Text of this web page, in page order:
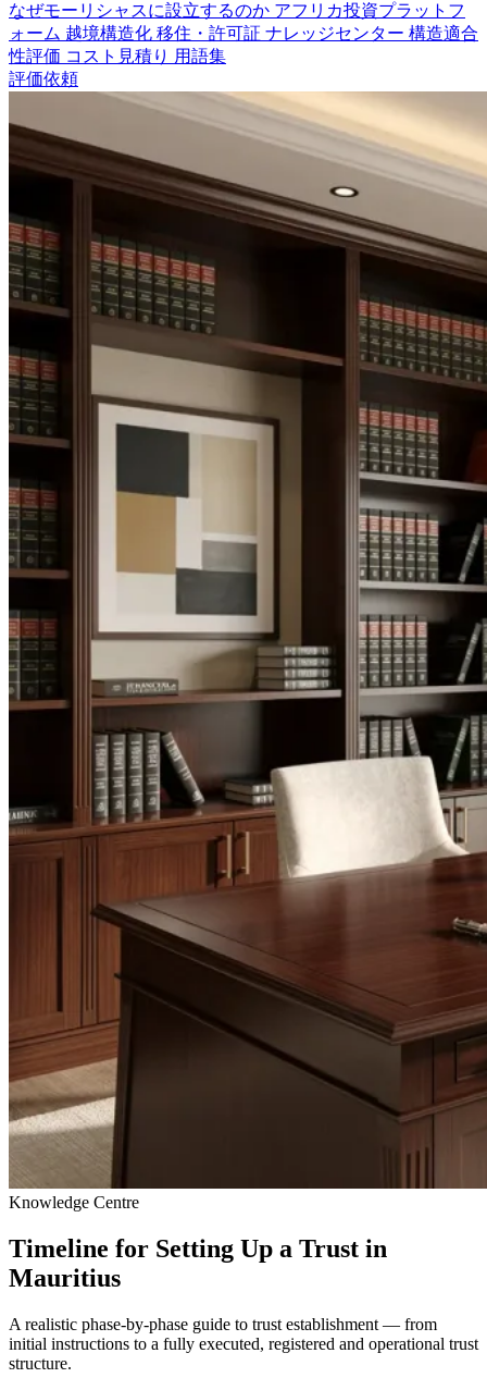
なぜモーリシャスに設立するのか アフリカ投資プラットフ
ォーム 越境構造化 移住・許可証 ナレッジセンター 構造適合
性評価 コスト見積り 用語集
評価依頼
Knowledge Centre
Timeline for Setting Up a Trust in
Mauritius
A realistic phase-by-phase guide to trust establishment — from
initial instructions to a fully executed, registered and operational trust
structure.